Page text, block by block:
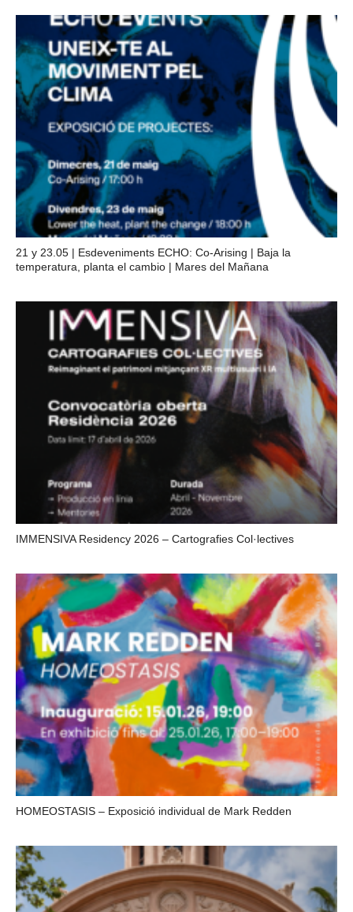
21 y 23.05 | Esdeveniments ECHO: Co-Arising | Baja la
temperatura, planta el cambio | Mares del Mañana
IMMENSIVA Residency 2026 – Cartografies Col·lectives
HOMEOSTASIS – Exposició individual de Mark Redden